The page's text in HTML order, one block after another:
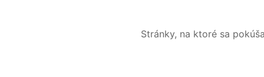
Stránky, na ktoré sa